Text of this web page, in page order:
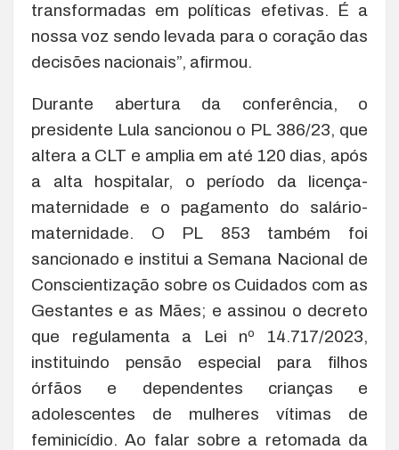
transformadas em políticas efetivas. É a
nossa voz sendo levada para o coração das
decisões nacionais”, afirmou.
Durante abertura da conferência, o
presidente Lula sancionou o PL 386/23, que
altera a CLT e amplia em até 120 dias, após
a alta hospitalar, o período da licença-
maternidade e o pagamento do salário-
maternidade. O PL 853 também foi
sancionado e institui a Semana Nacional de
Conscientização sobre os Cuidados com as
Gestantes e as Mães; e assinou o decreto
que regulamenta a Lei nº 14.717/2023,
instituindo pensão especial para filhos
órfãos e dependentes crianças e
adolescentes de mulheres vítimas de
feminicídio. Ao falar sobre a retomada da